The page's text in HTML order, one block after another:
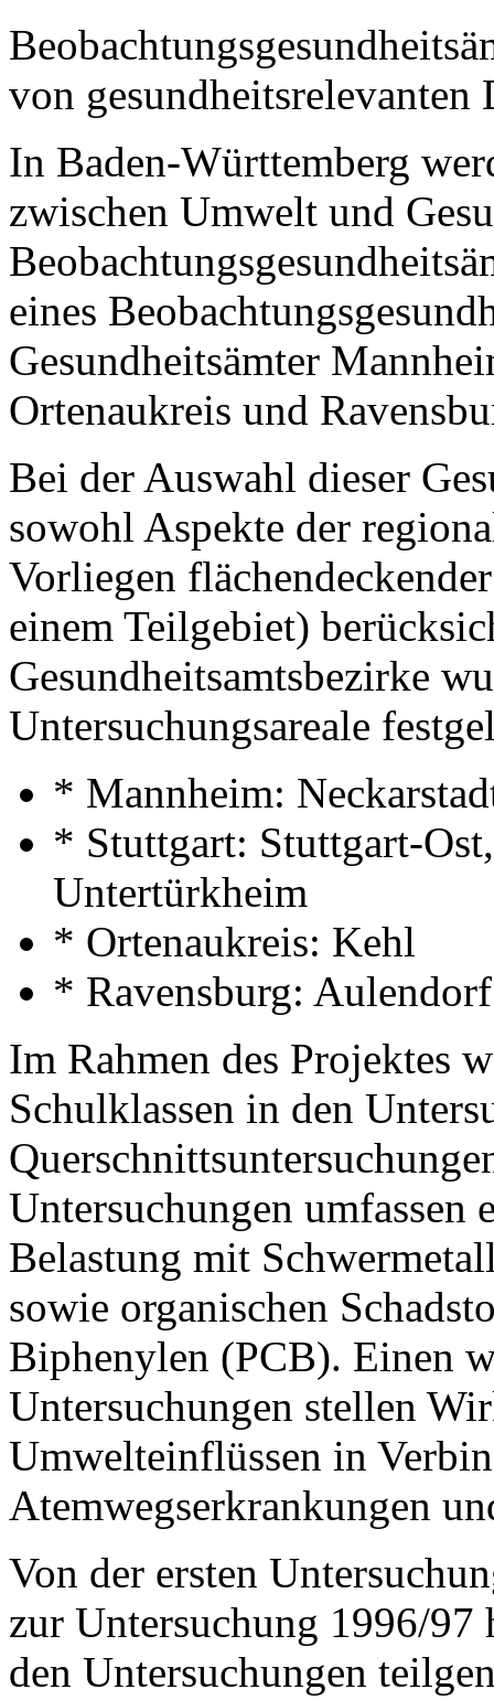
von gesundheitsrelevanten
In Baden-Württemberg
zwischen Umwelt und
eines
Gesundheitsämter
Ortenaukreis und
Bei der Auswahl dieser
sowohl Aspekte der
Vorliegen
einem Teilgebiet)
Gesundheitsamtsbezirke
Untersuchungsareale
* Mannheim:
* Stuttgart: Stuttgart-
Untertürkheim
* Ortenaukreis: Kehl
* Ravensburg:
Im Rahmen des Projektes
Schulklassen in den
Untersuchungen
Belastung mit
sowie organischen
Biphenylen (PCB). Einen
Untersuchungen stellen
Umwelteinflüssen in
Atemwegserkrankungen
Von der ersten
zur Untersuchung 1996/97
den Untersuchungen